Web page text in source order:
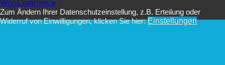
Zum Ändern Ihrer Datenschutzeinstellung, z.B. Erteilung oder
Widerruf von Einwilligungen, klicken Sie hier:Einstellungen